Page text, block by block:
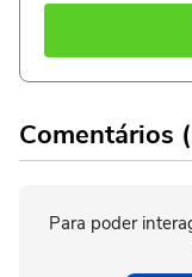
Comentários
Para poder